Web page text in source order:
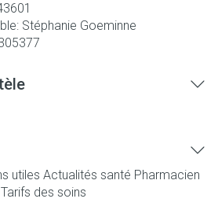
Stéphanie Goeminne
utiles Actualités santé Pharmacien
Tarifs des soins